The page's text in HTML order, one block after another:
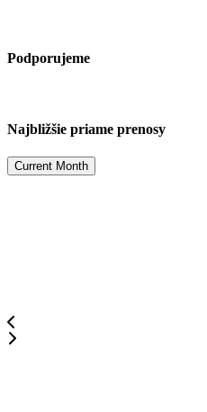
Podporujeme
Najbližšie priame prenosy
Current Month